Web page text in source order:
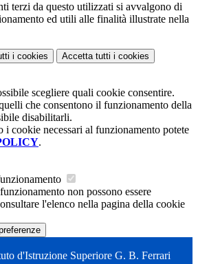
terzi da questo utilizzati si avvalgono di
ed utili alle finalità illustrate nella
i cookies Accetta tutti i cookies
scegliere quali cookie consentire.
che consentono il funzionamento della
disabilitarli.
i cookie necessari al funzionamento potete
.
non possono essere
l'elenco nella pagina della cookie
d'Istruzione Superiore G. B. Ferrari